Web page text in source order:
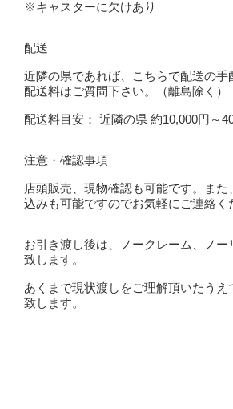
※キャスターに欠けあり
配送
近隣の県であれば、こちらで配送の手
配送料はご質問下さい。（離島除く）
配送料目安： 近隣の県 約10,000円～
注意・確認事項
店頭販売、現物確認も可能です。また
込みも可能ですのでお気軽にご連絡く
お引き渡し後は、ノークレーム、ノー
致します。
あくまで現状渡しをご理解頂いたうえ
致します。